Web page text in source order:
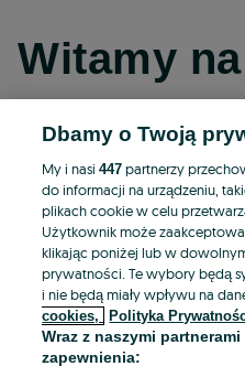
Witamy
Kontynuuj
Kontynuuj
Kontynuuj
Dbamy o Twoją
My i nasi447 partnerzy
do informacji na urządzeniu,
plikach cookie w celu
Użytkownik może
klikając poniżej lub w
prywatności. Te wybory będą
i nie będą miały wpływu na
cookies,
Polityka
Wraz z naszymi
zapewnienia: